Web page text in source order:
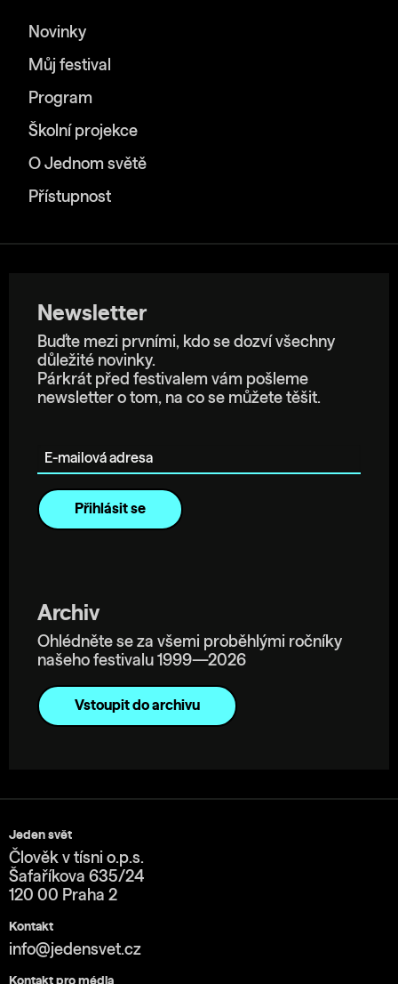
Novinky
Můj festival
Program
Školní projekce
O Jednom světě
Přístupnost
Newsletter
Buďte mezi prvními, kdo se dozví všechny
důležité novinky.
Párkrát před festivalem vám pošleme
newsletter o tom, na co se můžete těšit.
Archiv
Ohlédněte se za všemi proběhlými ročníky
našeho festivalu 1999—2026
Vstoupit do archivu
Jeden svět
Člověk v tísni o.p.s.
Šafaříkova 635/24
120 00 Praha 2
Kontakt
info@jedensvet.cz
Kontakt pro média